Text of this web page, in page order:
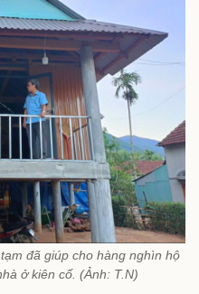
đã giúp cho hàng nghìn hộ
ở kiên cố. (Ảnh: T.N)